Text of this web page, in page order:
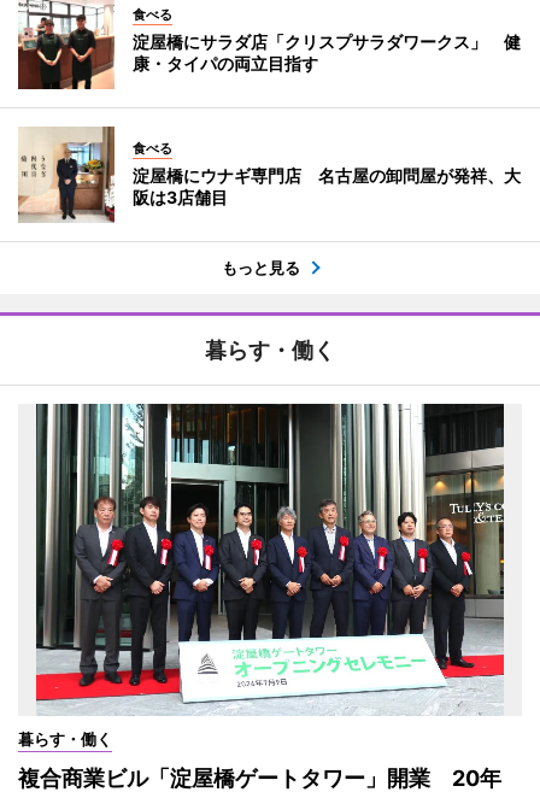
食べる
淀屋橋にサラダ店「クリスプサラダワークス」 健
康・タイパの両立目指す
食べる
淀屋橋にウナギ専門店 名古屋の卸問屋が発祥、大
阪は3店舗目
もっと見る
暮らす・働く
暮らす・働く
複合商業ビル「淀屋橋ゲートタワー」開業 20年